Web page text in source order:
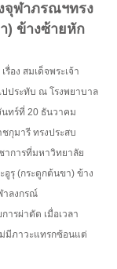
จุฬาภรณฯทรง
) ข้างซ้ายหัก
อง สมเด็จพระเจ้า
ประทับ ณ โรงพยาบาล
ทร์ที่ 20 ธันวาคม
กุมารี ทรงประสบ
าการที่มหาวิทยาลัย
รุ (กระดูกต้นขา) ข้าง
าลงกรณ์
ารผ่าตัด เมื่อเวลา
มีภาวะแทรกซ้อนแต่